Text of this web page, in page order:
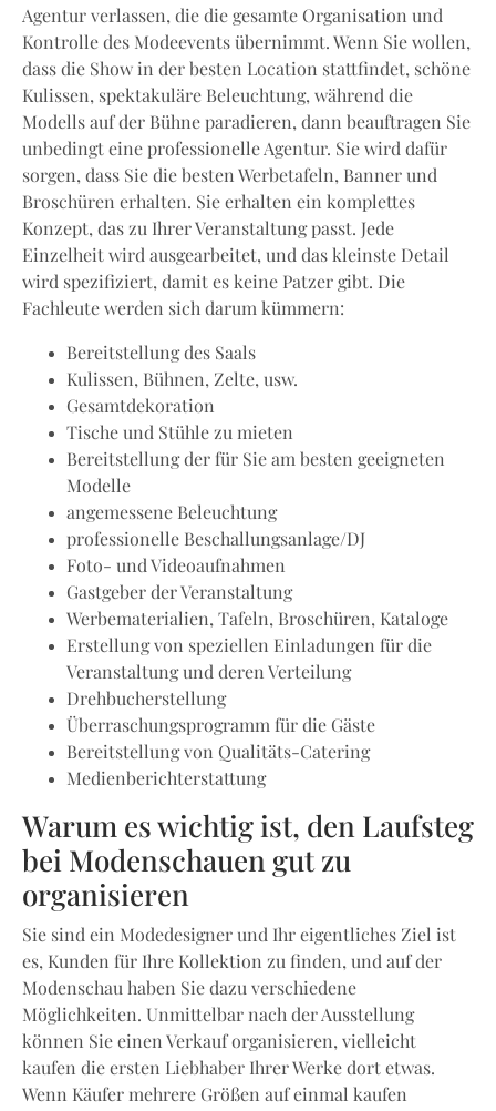
Agentur verlassen, die die gesamte Organisation und
Kontrolle des Modeevents übernimmt. Wenn Sie wollen,
dass die Show in der besten Location stattfindet, schöne
Kulissen, spektakuläre Beleuchtung, während die
Modells auf der Bühne paradieren, dann beauftragen Sie
unbedingt eine professionelle Agentur. Sie wird dafür
sorgen, dass Sie die besten Werbetafeln, Banner und
Broschüren erhalten. Sie erhalten ein komplettes
Konzept, das zu Ihrer Veranstaltung passt. Jede
Einzelheit wird ausgearbeitet, und das kleinste Detail
wird spezifiziert, damit es keine Patzer gibt. Die
Fachleute werden sich darum kümmern:
Bereitstellung des Saals
Kulissen, Bühnen, Zelte, usw.
Gesamtdekoration
Tische und Stühle zu mieten
Bereitstellung der für Sie am besten geeigneten
Modelle
angemessene Beleuchtung
professionelle Beschallungsanlage/DJ
Foto- und Videoaufnahmen
Gastgeber der Veranstaltung
Werbematerialien, Tafeln, Broschüren, Kataloge
Erstellung von speziellen Einladungen für die
Veranstaltung und deren Verteilung
Drehbucherstellung
Überraschungsprogramm für die Gäste
Bereitstellung von Qualitäts-Catering
Medienberichterstattung
Warum es wichtig ist, den Laufsteg
bei Modenschauen gut zu
organisieren
Sie sind ein Modedesigner und Ihr eigentliches Ziel ist
es, Kunden für Ihre Kollektion zu finden, und auf der
Modenschau haben Sie dazu verschiedene
Möglichkeiten. Unmittelbar nach der Ausstellung
können Sie einen Verkauf organisieren, vielleicht
kaufen die ersten Liebhaber Ihrer Werke dort etwas.
Wenn Käufer mehrere Größen auf einmal kaufen